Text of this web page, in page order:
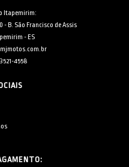
Itapemirim:
- B. São Francisco de Assis
- ES
4558